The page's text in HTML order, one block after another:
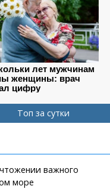
Топ за сутки
важного
море